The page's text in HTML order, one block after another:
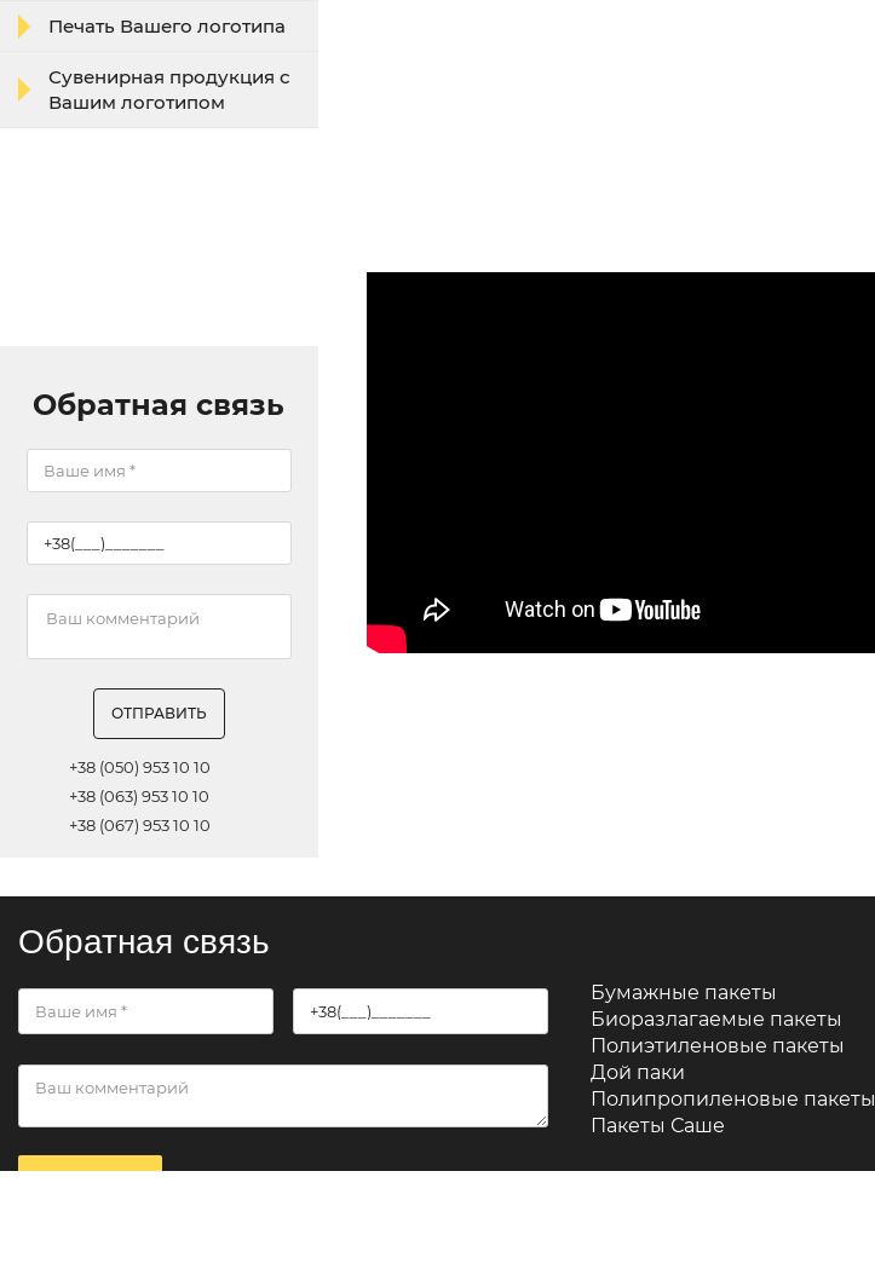
Печать Вашего логотипа
Сувенирная продукция с
Вашим логотипом
Обратная связь
ОТПРАВИТЬ
+38 (050) 953 10 10
+38 (063) 953 10 10
+38 (067) 953 10 10
Обратная связь
Бумажные пакеты
Биоразлагаемые пакеты
Полиэтиленовые пакеты
Дой паки
Полипропиленовые пакеты
Пакеты Саше